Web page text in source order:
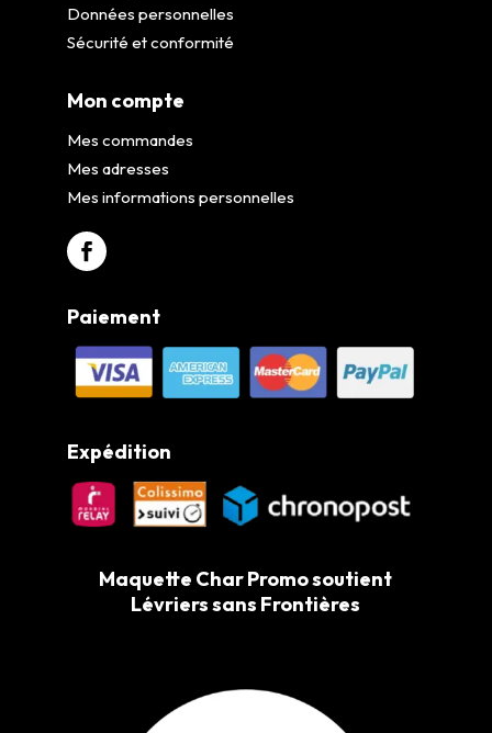
Données personnelles
Sécurité et conformité
Mon compte
Mes commandes
Mes adresses
Mes informations personnelles
Paiement
Expédition
Maquette Char Promo soutient
Lévriers sans Frontières